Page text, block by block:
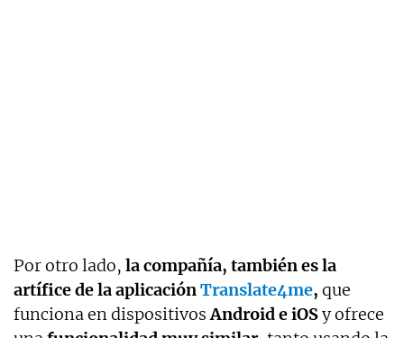
Por otro lado, la compañía, también es la
artífice de la aplicaciónTranslate4me, que
funciona en dispositivosAndroid e iOSy ofrece